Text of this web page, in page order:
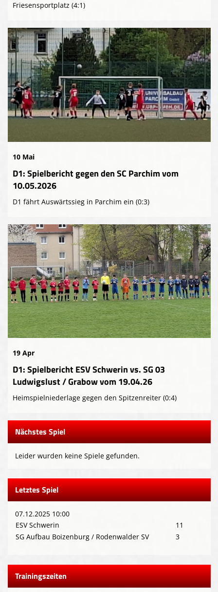
Friesensportplatz (4:1)
10 Mai
D1: Spielbericht gegen den SC Parchim vom
10.05.2026
D1 fährt Auswärtssieg in Parchim ein (0:3)
19 Apr
D1: Spielbericht ESV Schwerin vs. SG 03
Ludwigslust / Grabow vom 19.04.26
Heimspielniederlage gegen den Spitzenreiter (0:4)
Nächstes Spiel
Leider wurden keine Spiele gefunden.
Letztes Spiel
07.12.2025 10:00
ESV Schwerin
11
SG Aufbau Boizenburg / Rodenwalder SV
3
Trainingszeiten